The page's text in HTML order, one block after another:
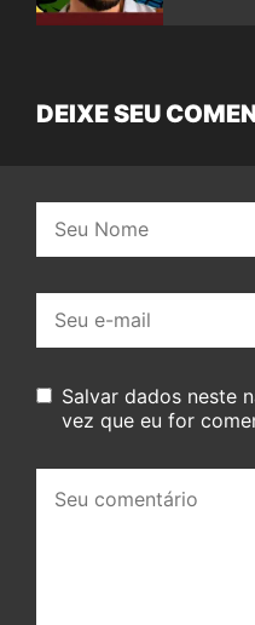
DEIXE SEU
mail:
Salvar dados neste
vez que eu for
comentário: